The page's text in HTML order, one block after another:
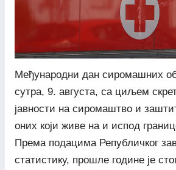
Међународни дан сиромашних
сутра, 9. августа, са циљем
јавности на сиромаштво и
оних који живе на и испод
Према подацима Републичког
статистику, прошле године је